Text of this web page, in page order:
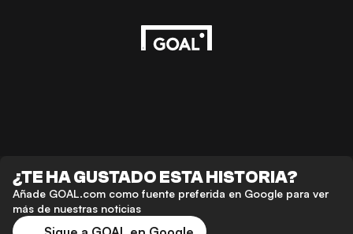
¿TE HA GUSTADO ESTA HISTORIA?
Añade GOAL.com como fuente preferida en Google para ver
más de nuestras noticias